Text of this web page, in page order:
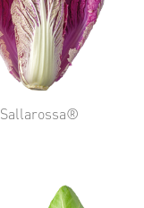
Sallarossa®